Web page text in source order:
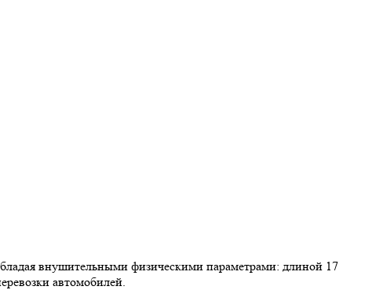
внушительными физическими параметрами: длиной 17
автомобилей.